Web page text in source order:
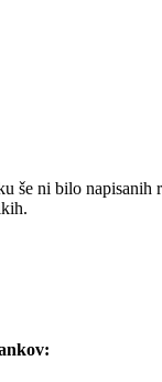
še ni bilo napisanih